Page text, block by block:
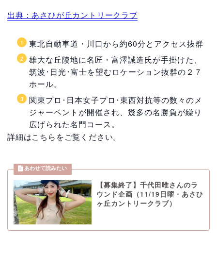
出典：あさひが丘カントリークラブ
東北自動車道・川口から約60分とアクセス抜群
雄大な丘陵地に名匠・富澤誠造氏が手掛けた、
筑波･日光･富士を望むロケーション抜群の２７
ホール。
関東プロ･日本女子プロ･東西対抗等の数々のメ
ジャーベントが開催され、幾多の名勝負が繰り
広げられた名門コース。
詳細はこちらをご覧ください。
【募集終了】千代田唯さんのラ
ウンド企画（11/19日曜・あさひ
ヶ丘カントリークラブ）